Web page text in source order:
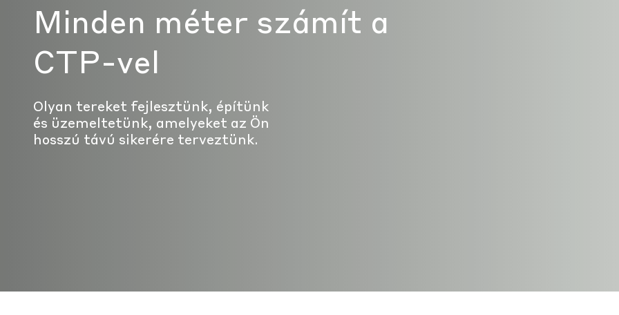
Minden méter számít a
CTP-vel
Olyan tereket fejlesztünk, építünk
és üzemeltetünk, amelyeket az Ön
hosszú távú sikerére terveztünk.